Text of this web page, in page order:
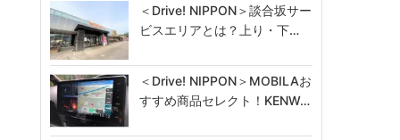
＜Drive! NIPPON＞談合坂サー
ビスエリアとは？上り・下…
＜Drive! NIPPON＞MOBILAお
すすめ商品セレクト！KENW…